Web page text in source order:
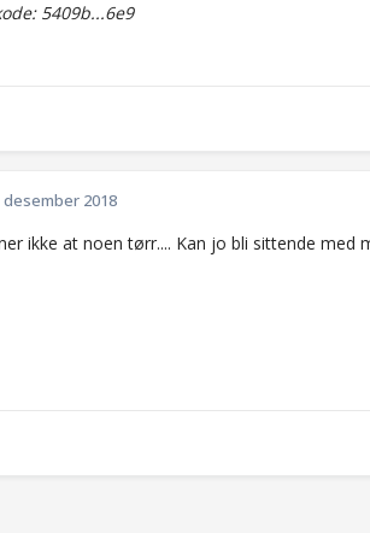
5409b...6e9
desember 2018
ikke at noen tørr.... Kan jo bli sittende med